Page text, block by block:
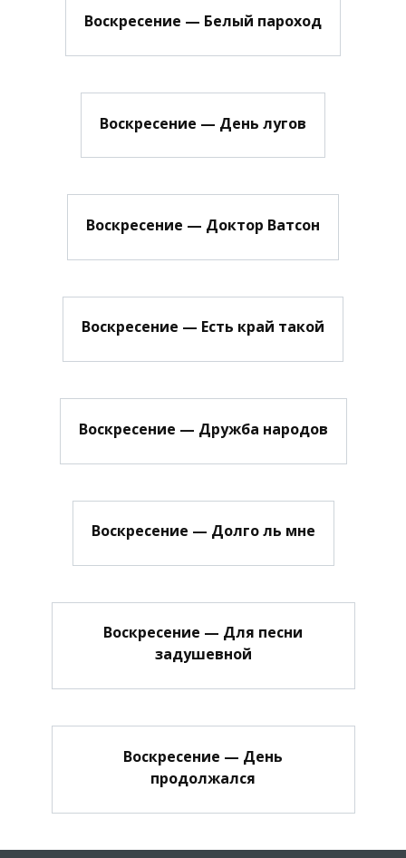
Воскресение — Белый пароход
Воскресение — День лугов
Воскресение — Доктор Ватсон
Воскресение — Есть край такой
Воскресение — Дружба народов
Воскресение — Долго ль мне
Воскресение — Для песни
задушевной
Воскресение — День
продолжался